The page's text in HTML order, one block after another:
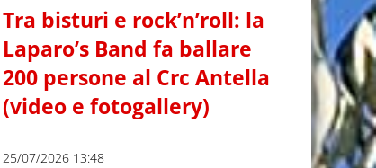
Tra bisturi e rock’n’roll: la
Laparo’s Band fa ballare
200 persone al Crc Antella
(video e fotogallery)
25/07/2026 13:48